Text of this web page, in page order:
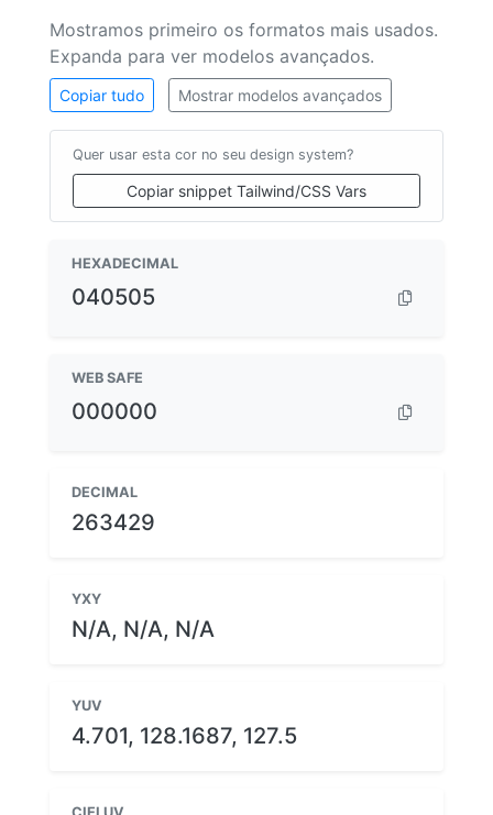
Mostramos primeiro os formatos mais usados.
Expanda para ver modelos avançados.
Copiar tudo Mostrar modelos avançados
Quer usar esta cor no seu design system?
Copiar snippet Tailwind/CSS Vars
HEXADECIMAL
040505
WEB SAFE
000000
DECIMAL
263429
YXY
N/A, N/A, N/A
YUV
4.701, 128.1687, 127.5
CIELUV